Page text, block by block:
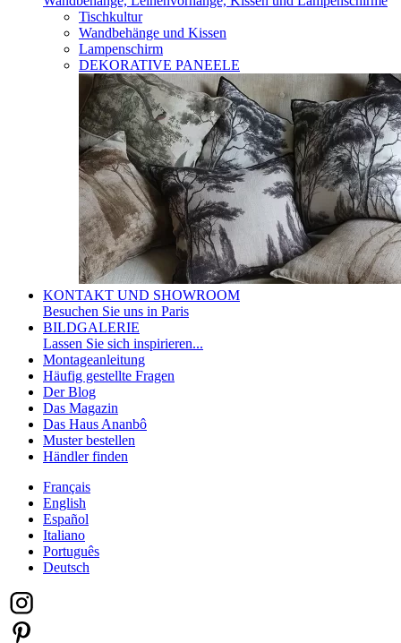
Tischkultur
Wandbehänge und Kissen
Lampenschirm
DEKORATIVE PANEELE
KONTAKT UND SHOWROOM
Besuchen Sie uns in Paris
BILDGALERIE
Lassen Sie sich inspirieren...
Montageanleitung
Häufig gestellte Fragen
Der Blog
Das Magazin
Das Haus Ananbô
Muster bestellen
Händler finden
Français
English
Español
Italiano
Português
Deutsch